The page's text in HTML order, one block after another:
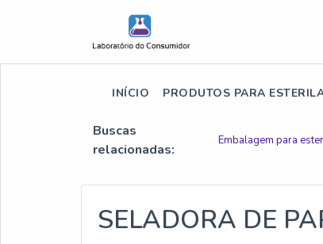
INÍCIO PRODUTOS PARA
Buscas
relacionadas:
Embalagem para
SELADORA DE